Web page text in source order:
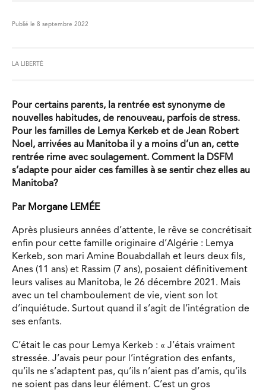
Publié le 8 septembre 2022
LA LIBERTÉ
Pour certains parents, la rentrée est synonyme de
nouvelles habitudes, de renouveau, parfois de stress.
Pour les familles de Lemya Kerkeb et de Jean Robert
Noel, arrivées au Manitoba il y a moins d’un an, cette
rentrée rime avec soulagement. Comment la DSFM
s’adapte pour aider ces familles à se sentir chez elles au
Manitoba?
Par Morgane LEMÉE
Après plusieurs années d’attente, le rêve se concrétisait
enfin pour cette famille originaire d’Algérie : Lemya
Kerkeb, son mari Amine Bouabdallah et leurs deux fils,
Anes (11 ans) et Rassim (7 ans), posaient définitivement
leurs valises au Manitoba, le 26 décembre 2021. Mais
avec un tel chamboulement de vie, vient son lot
d’inquiétude. Surtout quand il s’agit de l’intégration de
ses enfants.
C’était le cas pour Lemya Kerkeb : « J’étais vraiment
stressée. J’avais peur pour l’intégration des enfants,
qu’ils ne s’adaptent pas, qu’ils n’aient pas d’amis, qu’ils
ne soient pas dans leur élément. C’est un gros